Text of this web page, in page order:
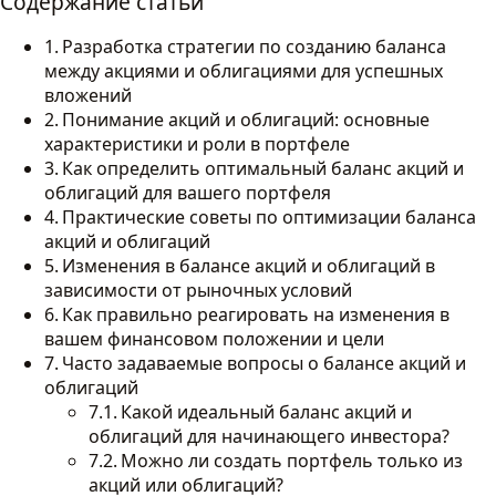
Разработка стратегии по созданию баланса
между акциями и облигациями для успешных
вложений
Понимание акций и облигаций: основные
характеристики и роли в портфеле
Как определить оптимальный баланс акций и
облигаций для вашего портфеля
Практические советы по оптимизации баланса
акций и облигаций
Изменения в балансе акций и облигаций в
зависимости от рыночных условий
Как правильно реагировать на изменения в
вашем финансовом положении и цели
Часто задаваемые вопросы о балансе акций и
облигаций
Какой идеальный баланс акций и
облигаций для начинающего инвестора?
Можно ли создать портфель только из
акций или облигаций?